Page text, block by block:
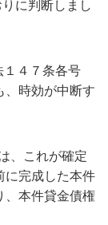
に判断しまし
４７条各号
、時効が中断す
、これが確定
に完成した本件
、本件貸金債権